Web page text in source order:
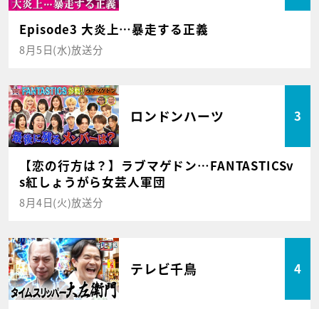
Episode3 大炎上…暴走する正義
8月5日(水)放送分
ロンドンハーツ 3
【恋の行方は？】ラブマゲドン…FANTASTICSv
s紅しょうがら女芸人軍団
8月4日(火)放送分
テレビ千鳥 4